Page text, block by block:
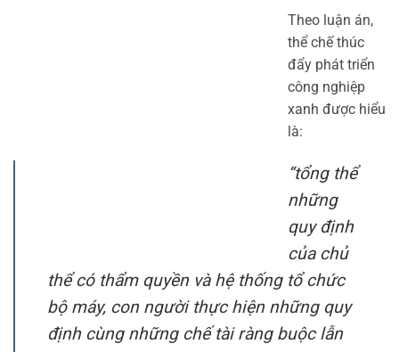
Theo luận án,
thể chế thúc
đẩy phát triển
công nghiệp
xanh được hiểu
là:
“tổng thể
những
quy định
của chủ
thể có thẩm quyền và hệ thống tổ chức
bộ máy, con người thực hiện những quy
định cùng những chế tài ràng buộc lẫn